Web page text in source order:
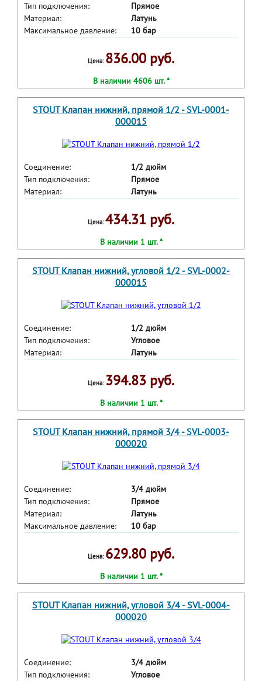
Тип подключения:
Прямое
Материал:
Латунь
Максимальное давление:
10 бар
Цена: 836.00 руб.
В наличии 4606 шт. *
STOUT Клапан нижний, прямой 1/2 - SVL-0001-
000015
Соединение:
1/2 дюйм
Тип подключения:
Прямое
Материал:
Латунь
Цена:434.31 руб.
В наличии 1 шт. *
STOUT Клапан нижний, угловой 1/2 - SVL-0002-
000015
Соединение:
1/2 дюйм
Тип подключения:
Угловое
Материал:
Латунь
Цена: 394.83 руб.
В наличии 1 шт. *
STOUT Клапан нижний, прямой 3/4 - SVL-0003-
000020
Соединение:
3/4 дюйм
Тип подключения:
Прямое
Материал:
Латунь
Максимальное давление:
10 бар
Цена: 629.80 руб.
В наличии 1 шт. *
STOUT Клапан нижний, угловой 3/4 - SVL-0004-
000020
Соединение:
3/4 дюйм
Тип подключения:
Угловое